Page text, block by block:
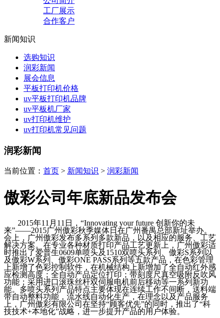
工厂展示
合作客户
新闻知识
选购知识
润彩新闻
展会信息
平板打印机价格
uv平板打印机品牌
uv平板机厂家
uv打印机维护
uv打印机常见问题
润彩新闻
当前位置： 首页 > 新闻知识 > 润彩新闻
傲彩公司年底新品发布会
2015年11月11日，“Innovating your future 创新你的未
来”——2015广州傲彩秋季媒体日在广州番禺总部新址举办。
会上，广州傲彩发布多系列多款新品，以及相应的服务、工艺
解决方案。在专业各种材质打印产品工艺更新上，广州傲彩适
时推出了爱普生0609单喷头及1510双喷头系列、傲彩S系列以
及傲彩W系列、傲彩ONE PASS系列等五款产品，在色彩管理
上新增了色彩控制软件，在机械结构上新增加了全自动红外感
应检测高度；全自动产品定位打印；带刻度尺真空吸附反吹风
功能；采用进口滚珠丝杆双伺服电机前后移动等一系列新功
能。多喷头系列产品特点主要体现在连续工作不间断，送料端
带自动整料功能，流水线自动化生产，在理念以及产品服务
上，广州傲彩有限公司在坚持“顾客优先”的同时，推出了“科
技技术+本地化”战略，进一步提升产品的用户体验。